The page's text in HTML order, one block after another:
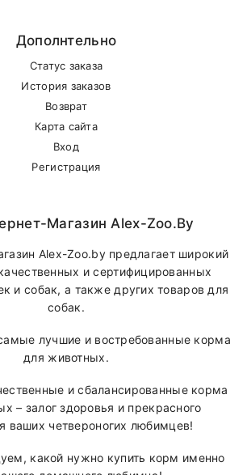
Дополнтельно
Статус заказа
История заказов
Возврат
Карта сайта
Вход
Регистрация
Магазин Alex-Zoo.by
Alex-Zoo.by предлагает широкий
и сертифицированных
и собак, а также других товаров для
собак.
лучшие и востребованные корма
для животных.
и сбалансированные корма
– залог здоровья и прекрасного
ваших четвероногих любимцев!
какой нужно купить корм именно